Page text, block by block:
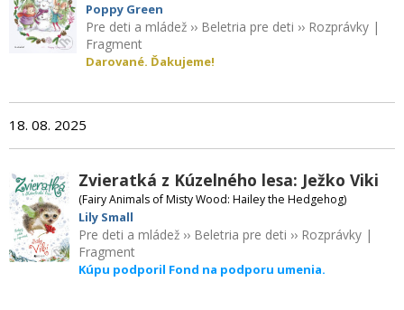
Poppy Green
Pre deti a mládež ›› Beletria pre deti ›› Rozprávky |
Fragment
Darované. Ďakujeme!
18. 08. 2025
Zvieratká z Kúzelného lesa: Ježko Viki
(Fairy Animals of Misty Wood: Hailey the Hedgehog)
Lily Small
Pre deti a mládež ›› Beletria pre deti ›› Rozprávky |
Fragment
Kúpu podporil Fond na podporu umenia.